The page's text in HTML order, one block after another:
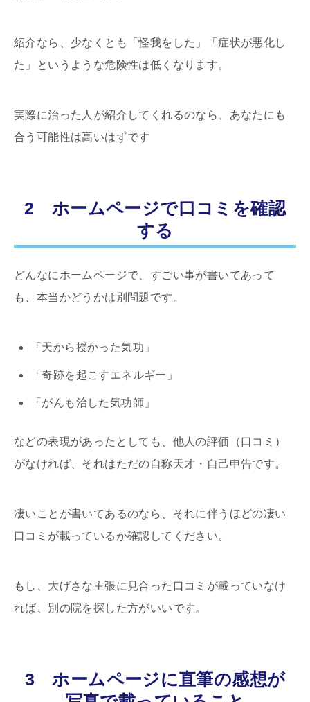
紹介なら、少なくとも「怪我をした」「症状が悪化し
た」というような危険性は低くなります。
実際に治った人が紹介してくれるのなら、あなたにも
合う可能性は高いはずです
2 ホームページで口コミを確認
する
どんなにホームページで、すごい事が書いてあって
も、本当かどうかは別問題です。
「天から授かった気功」
「奇跡を起こすエネルギー」
「がんも治した気功師」
などの表現があったとしても、他人の評価（口コミ）
がなければ、それはただの自称天才・自己申告です。
凄いことが書いてあるのなら、それに伴うほどの凄い
口コミが載っているか確認してください。
もし、大げさな主張に見合った口コミが載っていなけ
れば、別の院を探した方がいいです。
3 ホームページに直筆の感想が